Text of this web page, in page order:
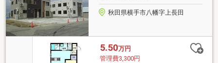
秋田県横手市八幡字上長田
5.50万円
管理費3,300円